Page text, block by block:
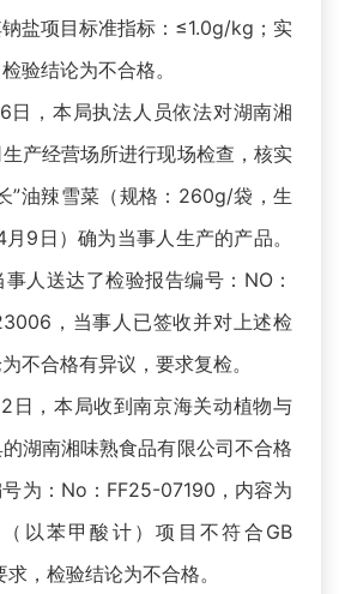
盐项目标准指标：≤1.0g/kg；实
验结论为不合格。
，本局执法人员依法对湖南湘
产经营场所进行现场检查，核实
”油辣雪菜（规格：260g/袋，生
9日）确为当事人生产的产品。
人送达了检验报告编号：NO：
，当事人已签收并对上述检
不合格有异议，要求复检。
，本局收到南京海关动植物与
湖南湘味熟食品有限公司不合格
为：No：FF25-07190，内容为
以苯甲酸计）项目不符合GB
，检验结论为不合格。